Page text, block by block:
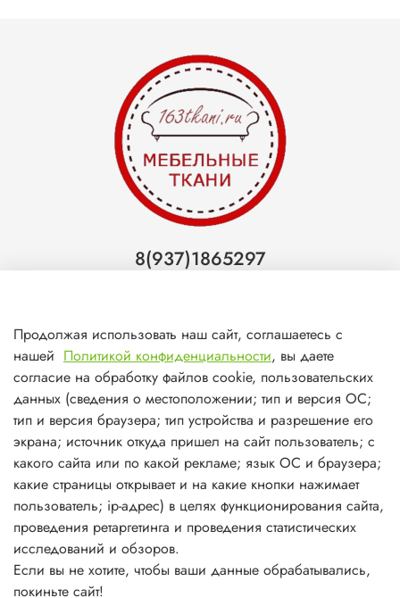
О магазине
Информация
8(937)1865297
Самара (ТЦ МегаМебель)
8(927)7360008
Самара (ст.м. Победа)
Продолжая использовать наш сайт, соглашаетесь с
нашей Политикой конфиденциальности, вы даете
согласие на обработку файлов cookie, пользовательских
данных (сведения о местоположении; тип и версия ОС;
тип и версия браузера; тип устройства и разрешение его
экрана; источник откуда пришел на сайт пользователь; с
какого сайта или по какой рекламе; язык ОС и браузера;
какие страницы открывает и на какие кнопки нажимает
пользователь; ip-адрес) в целях функционирования сайта,
проведения ретаргетинга и проведения статистических
исследований и обзоров.
Если вы не хотите, чтобы ваши данные обрабатывались,
покиньте сайт!